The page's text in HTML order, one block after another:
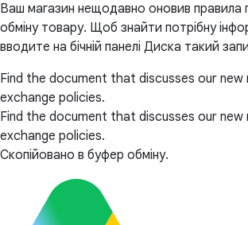
Ваш магазин нещодавно оновив правила
обміну товару. Щоб знайти потрібну
вводите на бічній панелі Диска такий
Find the document that discusses our new
exchange policies.
Find the document that discusses our new
exchange policies.
Скопійовано в буфер обміну.